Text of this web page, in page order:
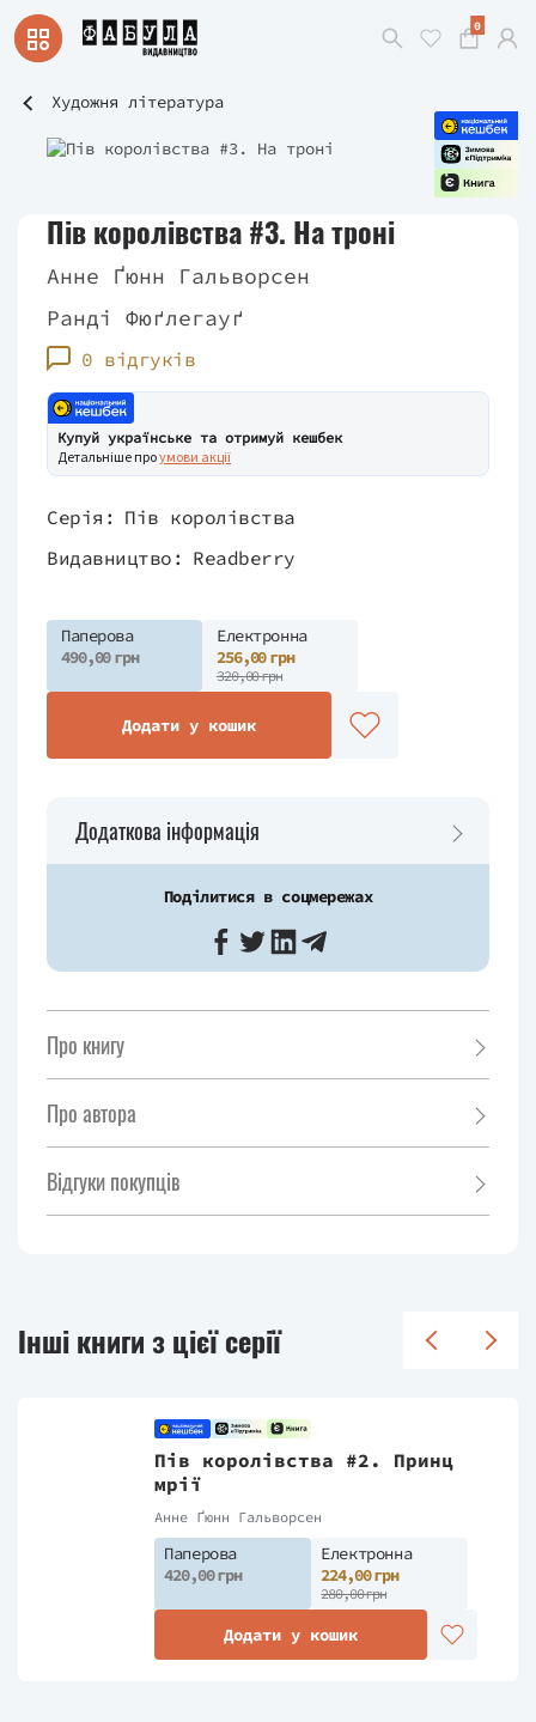
0
Художня література
Пів королівства #3. На троні
Анне Ґюнн Гальворсен
Ранді Фюґлегауґ
0 відгуків
Купуй українське та отримуй кешбек
Детальніше проумови акції
Серія: Пів королівства
Видавництво: Readberry
Паперова
490,00 грн
Електронна
256,00 грн
320,00 грн
Додати у кошик
Додаткова інформація
Поділитися в соцмережах
Про книгу
Про автора
Відгуки покупців
Інші книги з цієї серії
Пів королівства #2. Принц
мрії
Анне Ґюнн Гальворсен
Паперова
420,00 грн
Електронна
224,00 грн
280,00 грн
Додати у кошик